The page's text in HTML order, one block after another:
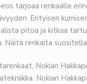
tarjoaa renkaalle
Erityisen
pitoa ja kitkaa
Näitä renkaita
Nokian
Nokian